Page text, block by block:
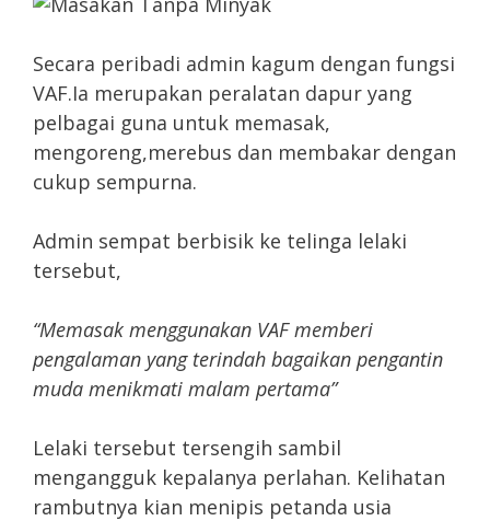
Secara peribadi admin kagum dengan fungsi
VAF.Ia merupakan peralatan dapur yang
pelbagai guna untuk memasak,
mengoreng,merebus dan membakar dengan
cukup sempurna.
Admin sempat berbisik ke telinga lelaki
tersebut,
“Memasak menggunakan VAF memberi
pengalaman yang terindah bagaikan pengantin
muda menikmati malam pertama”
Lelaki tersebut tersengih sambil
mengangguk kepalanya perlahan. Kelihatan
rambutnya kian menipis petanda usia